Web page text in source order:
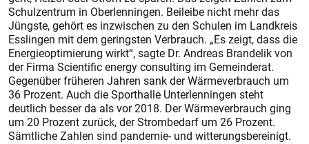
Schulzentrum in Oberlenningen. Beileibe nicht mehr das
Jüngste, gehört es inzwischen zu den Schulen im Landkreis
Esslingen mit dem geringsten Verbrauch. „Es zeigt, dass die
Energieoptimierung wirkt“, sagte Dr. Andreas Brandelik von
der Firma Scientific energy consulting im Gemeinderat.
Gegenüber früheren Jahren sank der Wärmeverbrauch um
36 Prozent. Auch die Sporthalle Unterlenningen steht
deutlich besser da als vor 2018. Der Wärmeverbrauch ging
um 20 Prozent zurück, der Strombedarf um 26 Prozent.
Sämtliche Zahlen sind pandemie- und witterungsbereinigt.